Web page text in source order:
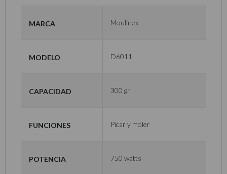
Marca Moulinex
Modelo D6011
Capacidad 300 gr
Funciones Picar y moler
Potencia 750 watts